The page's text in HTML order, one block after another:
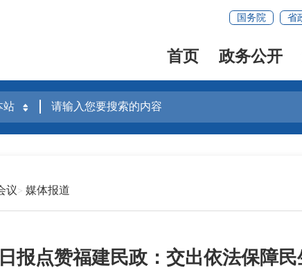
国务院 省
首页 政务公开
议 媒体报道
报点赞福建民政：交出依法保障